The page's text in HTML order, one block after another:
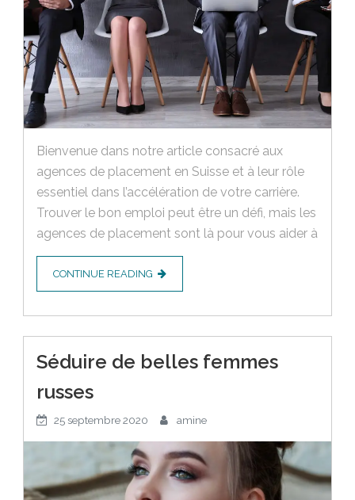
Bienvenue dans notre article consacré aux
agences de placement en Suisse et à leur rôle
essentiel dans l’accélération de votre carrière.
Trouver le bon emploi peut être un défi, mais les
agences de placement sont là pour vous aider à
CONTINUE READING
Séduire de belles femmes
russes
25 septembre 2020 amine